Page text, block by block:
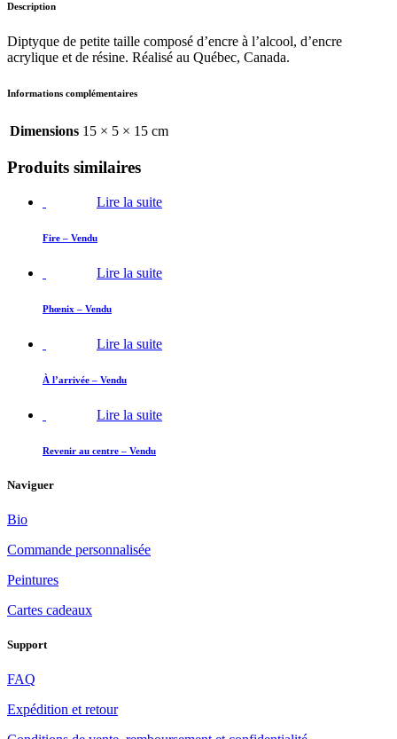
Description
Diptyque de petite taille composé d’encre à l’alcool, d’encre
acrylique et de résine. Réalisé au Québec, Canada.
Informations complémentaires
Dimensions 15 × 5 × 15 cm
Produits similaires
Lire la suite
Fire – Vendu
Lire la suite
Phœnix – Vendu
Lire la suite
À l’arrivée – Vendu
Lire la suite
Revenir au centre – Vendu
Naviguer
Bio
Commande personnalisée
Peintures
Cartes cadeaux
Support
FAQ
Expédition et retour